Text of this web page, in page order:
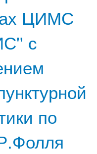
ЦИМС
с
по